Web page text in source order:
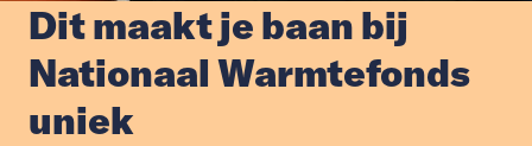
Dit maakt je baan bij
Nationaal Warmtefonds
uniek